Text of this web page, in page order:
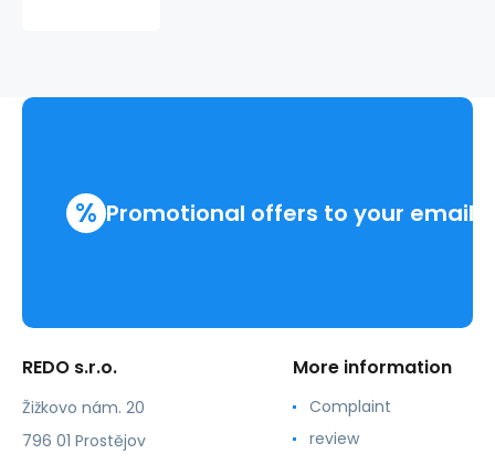
% Promotional offers to your email
REDO s.r.o.
Žižkovo nám. 20
796 01 Prostějov
More information
Complaint
review